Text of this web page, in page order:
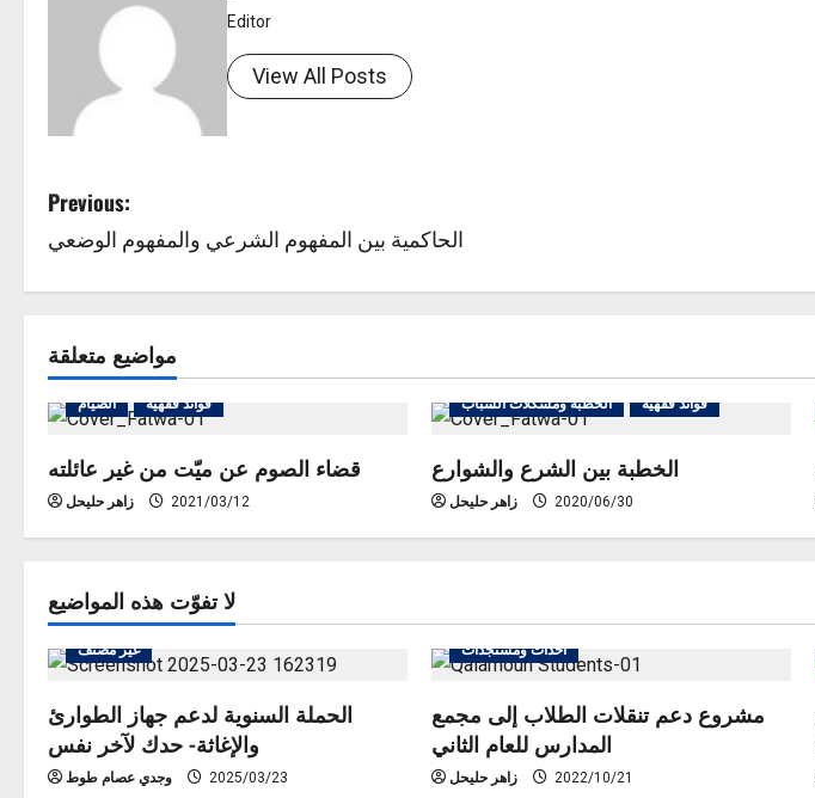
Editor
View All Posts
P
o
s
t
n
a
v
i
g
a
t
i
Previous:
الحاكمية بين المفهوم الشرعي والمفهوم الوضعي
مواضيع متعلقة
الصيام فوائد فقهية
قضاء الصوم عن ميّت من غير عائلته
زاهر حليحل 2021/03/12
الخطبة ومشكلات الشباب فوائد فقهية
الخطبة بين الشرع والشوارع
زاهر حليحل 2020/06/30
لا تفوّت هذه المواضيع
غير مصنف
الحملة السنوية لدعم جهاز الطوارئ
والإغاثة- حدك لآخر نفس
وجدي عصام طوط 2025/03/23
أحداث ومستجدات
مشروع دعم تنقلات الطلاب إلى مجمع
المدارس للعام الثاني
زاهر حليحل 2022/10/21